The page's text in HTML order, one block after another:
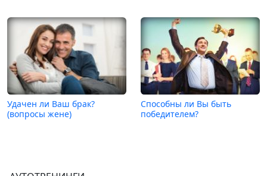
Удачен ли Ваш брак?
(вопросы жене)
Способны ли Вы быть
победителем?